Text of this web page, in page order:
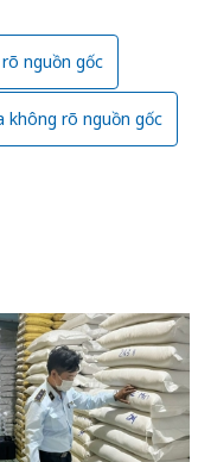
nguồn gốc
không rõ nguồn gốc